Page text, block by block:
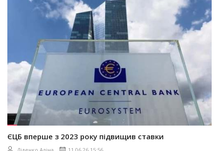
ЄЦБ вперше з 2023 року підвищив ставки